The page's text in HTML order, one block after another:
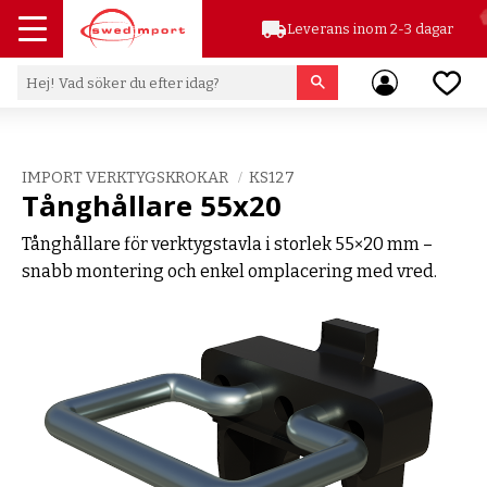
Meny
local_shippingLeverans inom 2-3 dagar
IMPORT VERKTYGSKROKAR KS127
Tånghållare 55x20
Tånghållare för verktygstavla i storlek 55×20 mm –
snabb montering och enkel omplacering med vred.